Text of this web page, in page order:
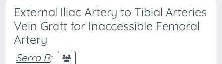
External Iliac Artery to Tibial Arteries
Vein Graft for Inaccessible Femoral
Artery
Serra R;